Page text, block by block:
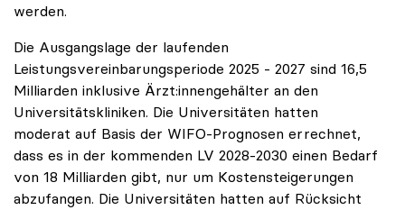
werden.
Die Ausgangslage der laufenden
Leistungsvereinbarungsperiode 2025 - 2027 sind 16,5
Milliarden inklusive Ärzt:innengehälter an den
Universitätskliniken. Die Universitäten hatten
moderat auf Basis der WIFO-Prognosen errechnet,
dass es in der kommenden LV 2028-2030 einen Bedarf
von 18 Milliarden gibt, nur um Kostensteigerungen
abzufangen. Die Universitäten hatten auf Rücksicht